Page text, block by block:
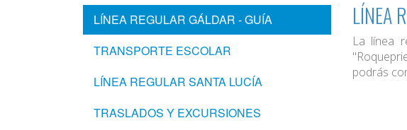
LÍNEA REGULAR GÁLDAR - GUÍA
TRANSPORTE ESCOLAR
LÍNEA REGULAR SANTA LUCÍA
TRASLADOS Y EXCURSIONES
LÍNEA
La línea
podrás